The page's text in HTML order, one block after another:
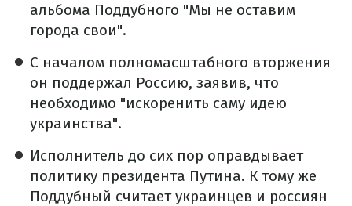
альбома Поддубного "Мы не оставим
города свои".
С началом полномасштабного вторжения
он поддержал Россию, заявив, что
необходимо "искоренить саму идею
украинства".
Исполнитель до сих пор оправдывает
политику президента Путина. К тому же
Поддубный считает украинцев и россиян